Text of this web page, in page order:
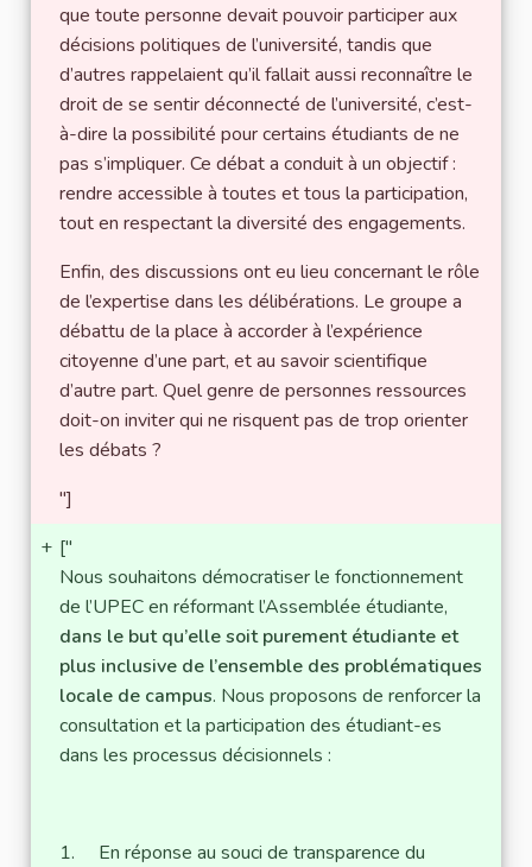
que toute personne devait pouvoir participer aux
décisions politiques de l’université, tandis que
d’autres rappelaient qu’il fallait aussi reconnaître le
droit de se sentir déconnecté de l’université, c’est-
à-dire la possibilité pour certains étudiants de ne
pas s’impliquer. Ce débat a conduit à un objectif :
rendre accessible à toutes et tous la participation,
tout en respectant la diversité des engagements.
Enfin, des discussions ont eu lieu concernant le rôle
de l’expertise dans les délibérations. Le groupe a
débattu de la place à accorder à l’expérience
citoyenne d’une part, et au savoir scientifique
d’autre part. Quel genre de personnes ressources
doit-on inviter qui ne risquent pas de trop orienter
les débats ?
"]
+ ["
Nous souhaitons démocratiser le fonctionnement
de l’UPEC en réformant l’Assemblée étudiante,
dans le but qu’elle soit purement étudiante et
plus inclusive de l’ensemble des problématiques
locale de campus. Nous proposons de renforcer la
consultation et la participation des étudiant-es
dans les processus décisionnels :
1. En réponse au souci de transparence du